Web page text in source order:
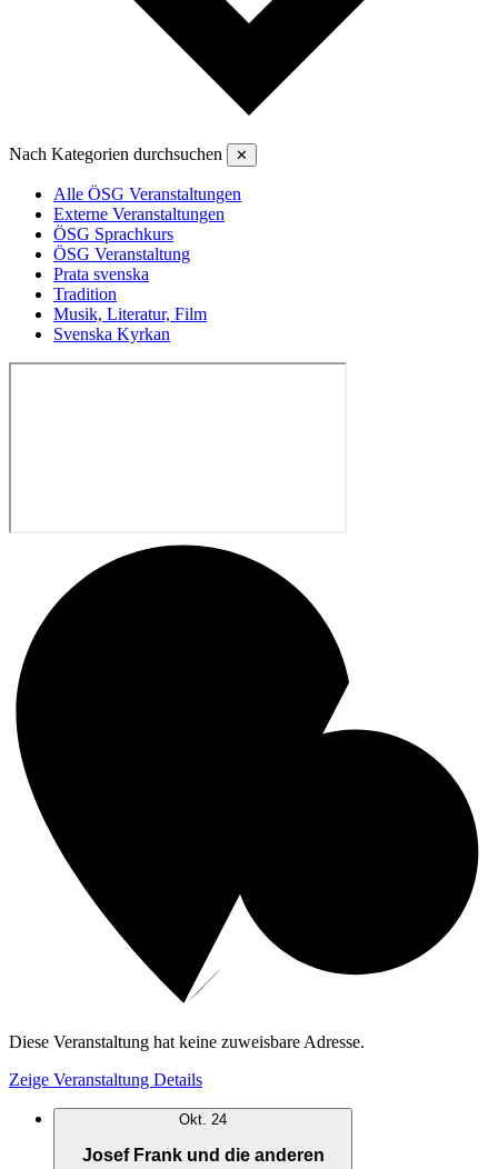
Nach Kategorien durchsuchen ✕
Alle ÖSG Veranstaltungen
Externe Veranstaltungen
ÖSG Sprachkurs
ÖSG Veranstaltung
Prata svenska
Tradition
Musik, Literatur, Film
Svenska Kyrkan
Diese Veranstaltung hat keine zuweisbare Adresse.
Zeige Veranstaltung Details
Okt. 24
Josef Frank und die anderen